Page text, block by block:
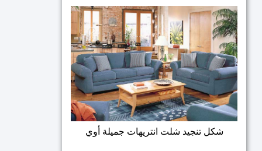
شكل تنجيد شلت انتريهات جميلة أوي